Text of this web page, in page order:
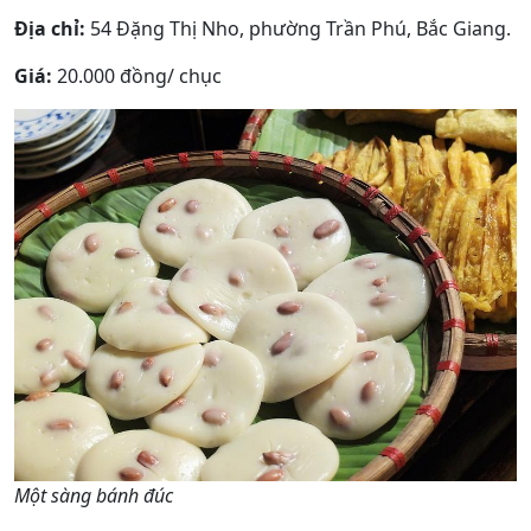
Địa chỉ: 54 Đặng Thị Nho, phường Trần Phú, Bắc Giang.
Giá: 20.000 đồng/ chục
Một sàng bánh đúc